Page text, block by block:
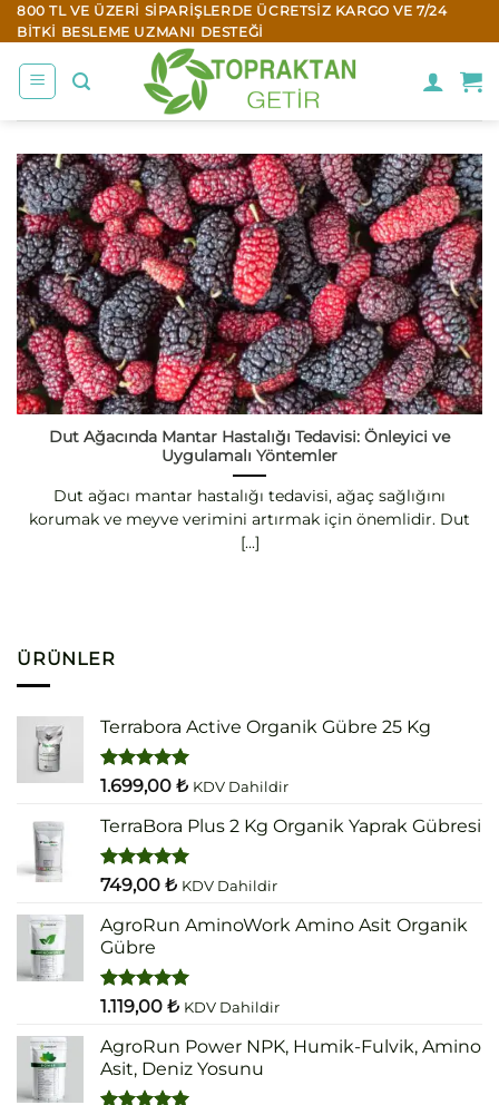
İçeriğe
atla
800 TL VE ÜZERI SIPARIŞLERDE ÜCRETSIZ KARGO VE 7/24
BITKI BESLEME UZMANI DESTEĞI
Dut Ağacında Mantar Hastalığı Tedavisi: Önleyici ve
Uygulamalı Yöntemler
Dut ağacı mantar hastalığı tedavisi, ağaç sağlığını
korumak ve meyve verimini artırmak için önemlidir. Dut
[...]
ÜRÜNLER
Terrabora Active Organik Gübre 25 Kg
5 üzerinden
oy
aldı
1.699,00 ₺ KDV Dahildir
TerraBora Plus 2 Kg Organik Yaprak Gübresi
5 üzerinden
oy
aldı
749,00 ₺ KDV Dahildir
AgroRun AminoWork Amino Asit Organik
Gübre
5 üzerinden
oy
aldı
1.119,00 ₺ KDV Dahildir
AgroRun Power NPK, Humik-Fulvik, Amino
Asit, Deniz Yosunu